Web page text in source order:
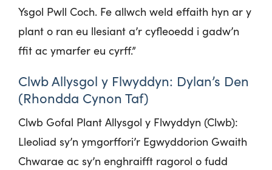
Ysgol Pwll Coch. Fe allwch weld effaith hyn ar y
plant o ran eu llesiant a’r cyfleoedd i gadw’n
ffit ac ymarfer eu cyrff.”
Clwb Allysgol y Flwyddyn: Dylan’s Den
(Rhondda Cynon Taf)
Clwb Gofal Plant Allysgol y Flwyddyn (Clwb):
Lleoliad sy’n ymgorffori’r Egwyddorion Gwaith
Chwarae ac sy’n enghraifft ragorol o fudd